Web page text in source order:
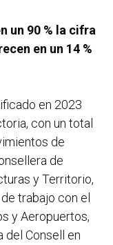
un 90 % la cifra
en un 14 %
en 2023
con un total
de
de
y Territorio,
trabajo con el
y Aeropuertos,
del Consell en